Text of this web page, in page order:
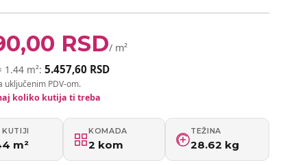
RSD/ m²
1.44 m²: 5.457,60 RSD
uključenim PDV-om.
koliko kutija ti treba
m²
KOMADA
2 kom
TEŽINA
28.62 kg